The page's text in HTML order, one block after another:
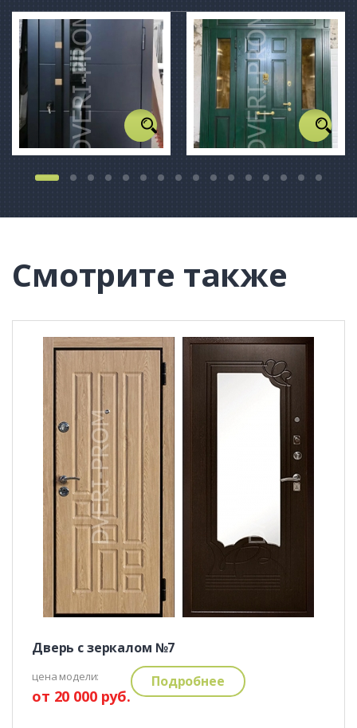
Смотрите также
Дверь с зеркалом №7
цена модели:
от 20 000 руб.
Подробнее